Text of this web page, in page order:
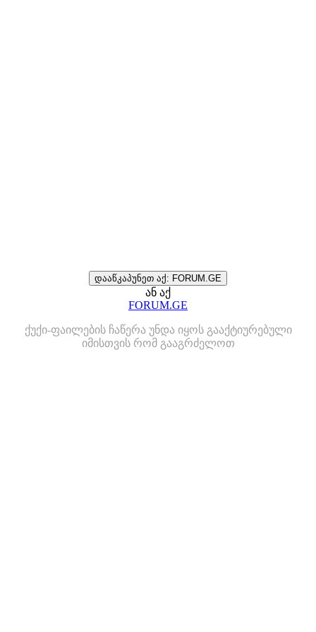
დააწკაპუნეთ აქ: FORUM.GE
ან აქ
FORUM.GE
ქუქი-ფაილების ჩაწერა უნდა იყოს გააქტიურებული
იმისთვის რომ გააგრძელოთ